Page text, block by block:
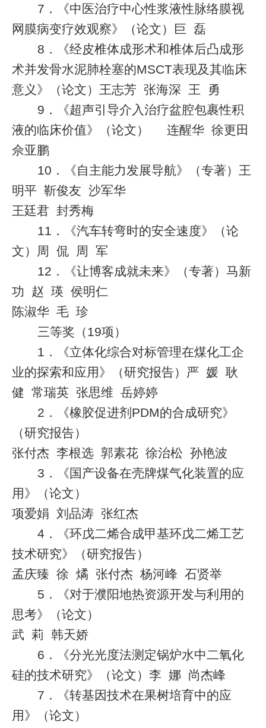
7 ．《中医治疗中心性浆液性脉络膜视
网膜病变疗效观察》（论文）巨 磊
8 ．《经皮椎体成形术和椎体后凸成形
术并发骨水泥肺栓塞的MSCT表现及其临床
意义》（论文）王志芳 张海深 王
勇
9 ．《超声引导介入治疗盆腔包裹性积
液的临床价值》（论文）
连醒华 徐更田
佘亚鹏
10 ．《自主能力发展导航》（专著）王
明平 靳俊友 沙军华
王廷君 封秀梅
11 ．《汽车转弯时的安全速度》（论
文）周
侃 周
军
12 ．《让博客成就未来》（专著）马新
功
赵 瑛 侯明仁
陈淑华 毛 珍
三等奖（19项）
1 ．《立体化综合对标管理在煤化工企
业的探索和应用》（研究报告）严 媛 耿
健 常瑞英 张思维 岳婷婷
2 ．《橡胶促进剂 PDM的合成研究》
（研究报告）
张付杰 李根选 郭素花 徐治松 孙艳波
3 ．《国产设备在壳牌煤气化装置的应
用》（论文）
项爱娟 刘品涛 张红杰
4 ．《环戊二烯合成甲基环戊二烯工艺
技术研究》（研究报告）
孟庆臻 徐 燏 张付杰 杨河峰 石贤举
5 ．《对于濮阳地热资源开发与利用的
思考》（论文）
武 莉 韩天娇
6 ．《分光光度法测定锅炉水中二氧化
硅的技术研究》（论文）李 娜 尚杰峰
7 ．《转基因技术在果树培育中的应
用》（论文）